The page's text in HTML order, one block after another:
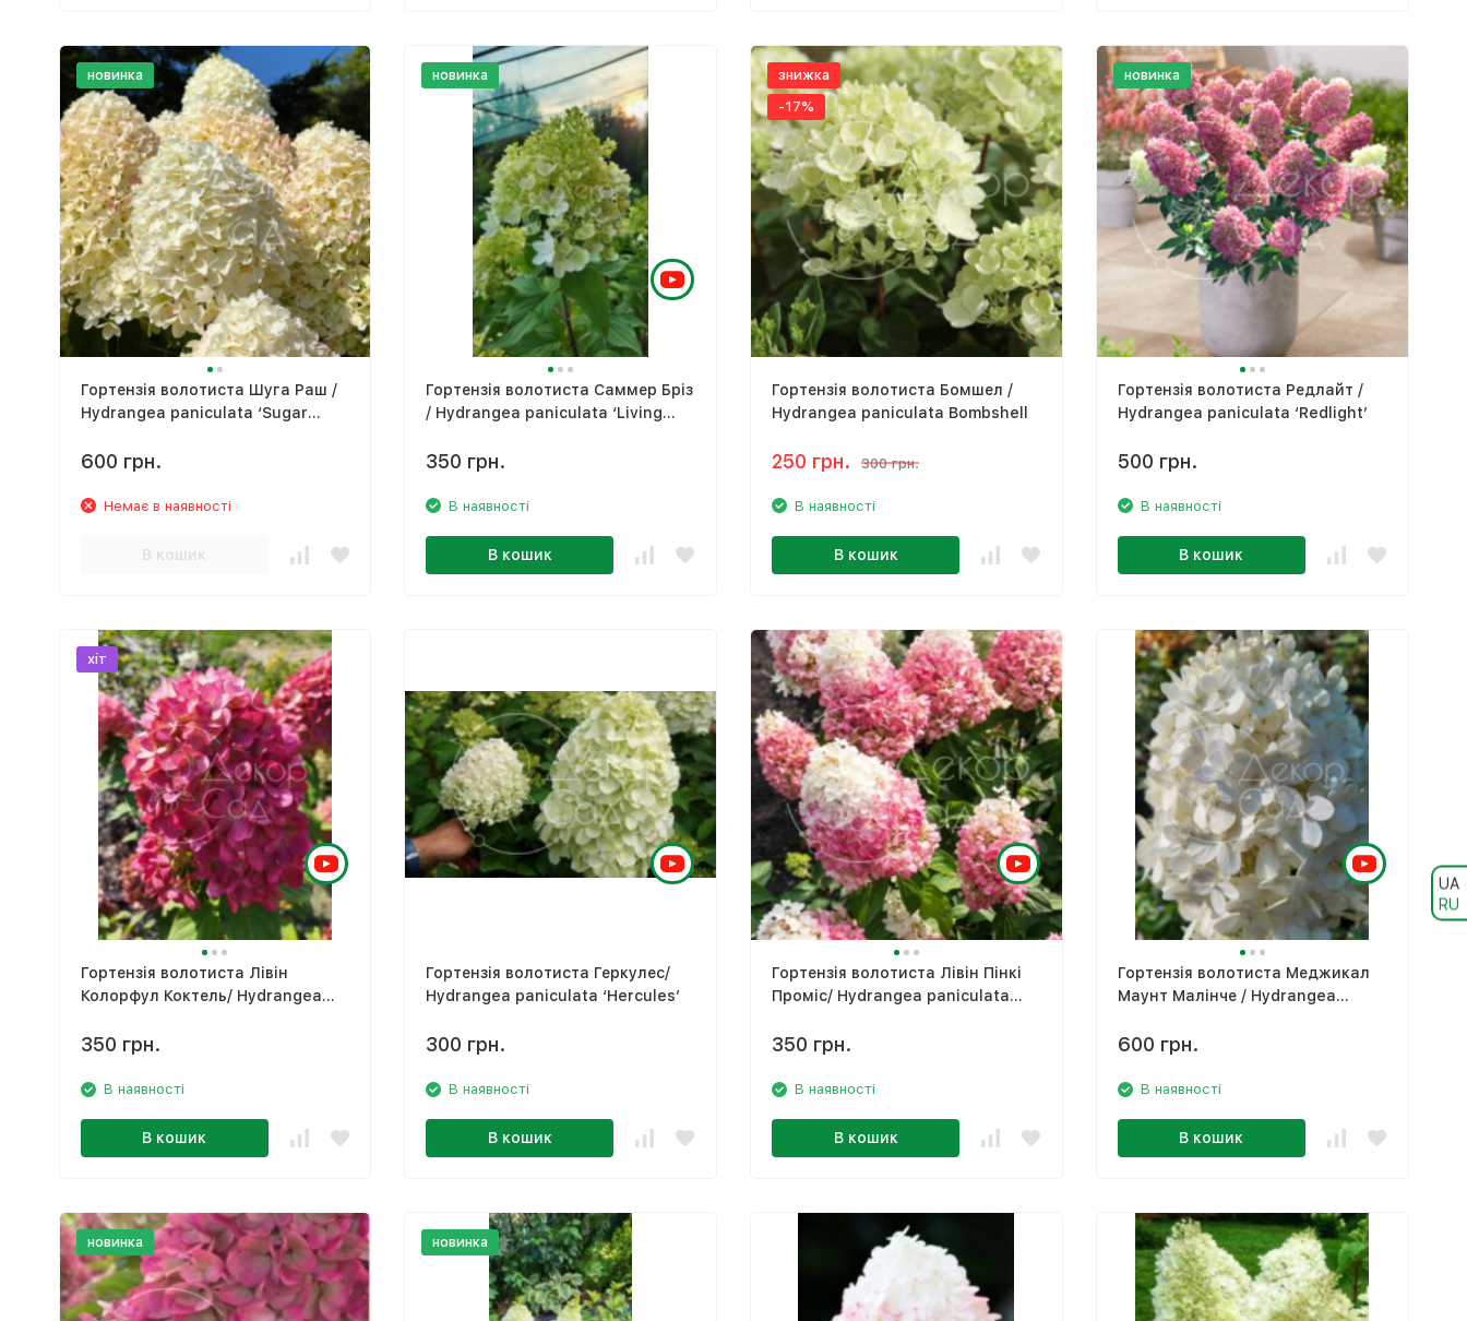
UA
RU
новинка
Гортензія волотиста Шуга Раш /
Hydrangea paniculata ‘Sugar
600 грн.
Немає в наявності
В кошик
новинка
Гортензія волотиста Саммер Бріз
/ Hydrangea paniculata ‘Living
350 грн.
В наявності
В кошик
знижка
-17%
Гортензія волотиста Бомшел /
Hydrangea paniculata Bombshell
250 грн. 300 грн.
В наявності
В кошик
новинка
Гортензія волотиста Редлайт /
Hydrangea paniculata ‘Redlight’
500 грн.
В наявності
В кошик
хіт
Гортензія волотиста Лівін
Колорфул Коктель/ Hydrangea
Cocktail’
350 грн.
В наявності
В кошик
Гортензія волотиста Геркулес/
Hydrangea paniculata ‘Hercules’
300 грн.
В наявності
В кошик
Гортензія волотиста Лівін Пінкі
Проміс/ Hydrangea paniculata
350 грн.
В наявності
В кошик
​Гортензія волотиста Меджикал
Маунт Малінче / Hydrangea
Malinche' ​
600 грн.
В наявності
В кошик
новинка новинка